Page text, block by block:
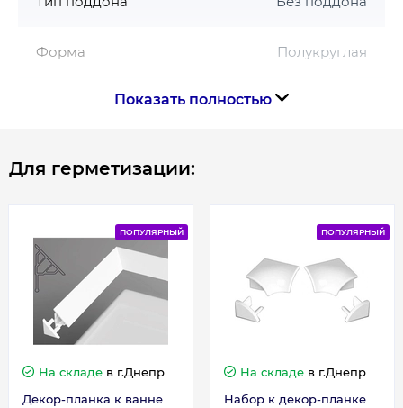
Форма Полукруглая
Цвет профиля Полированный алюминий
Высота, см 190
Длина, см 90
Ширина, см 90
Показать полностью
Для герметизации:
ПОПУЛЯРНЫЙ
На складе в г.Днепр
Декор-планка к ванне
ПОПУЛЯРНЫЙ
На складе в г.Днепр
Набор к декор-планке